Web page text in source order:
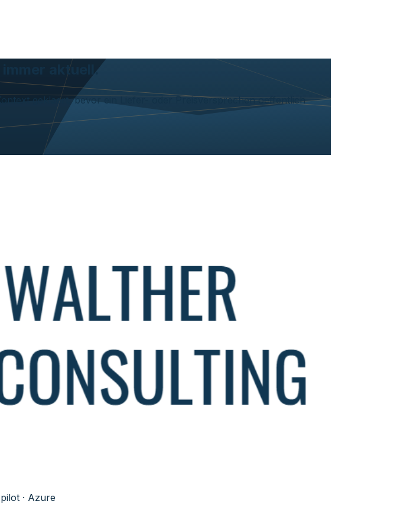
aktuell.
geklaert, bevor ein Liefer- oder Preisversprechen oeffentlich
· Azure